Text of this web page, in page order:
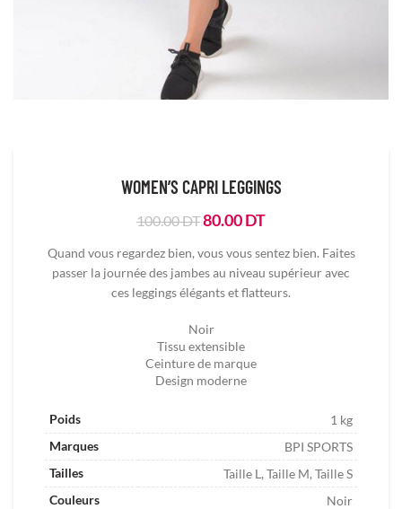
WOMEN’S CAPRI LEGGINGS
100.00DTLe
initial
était :
100.00
80.00DTLe
actuel
est :
80.00
Quand vous regardez bien, vous vous sentez bien. Faites
passer la journée des jambes au niveau supérieur avec
ces leggings élégants et flatteurs.
Noir
Tissu extensible
Ceinture de marque
Design moderne
Poids
1 kg
Marques
BPI SPORTS
Tailles
Taille L, Taille M, Taille S
Couleurs
Noir